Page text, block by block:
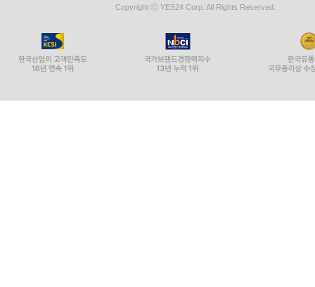
Copyright ⓒ YES24 Corp. All Rights Reserved.